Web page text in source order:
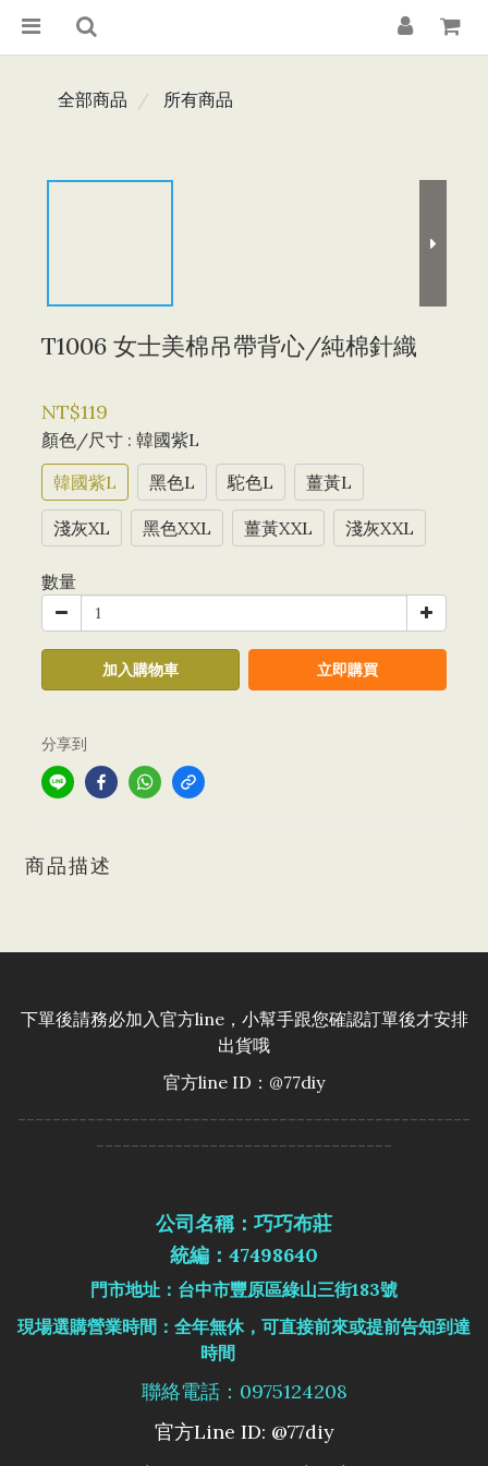
全部商品 所有商品
T1006 女士美棉吊帶背心/純棉針織
NT$119
顏色/尺寸 : 韓國紫L
韓國紫L
黑色L 駝色L 薑黃L
淺灰XL 黑色XXL 薑黃XXL 淺灰XXL
數量
加入購物車 立即購買
分享到
商品描述
下單後請務必加入官方line，小幫手跟您確認訂單後才安排
出貨哦
官方line ID：@77diy
----------------------------------------------------
----------------------------------
公司名稱：巧巧布莊
統編：47498640
門市地址：台中市豐原區綠山三街183號
現場選購營業時間：全年無休，可直接前來或提前告知到達
時間
聯絡電話：0975124208
官方Line ID: @77diy